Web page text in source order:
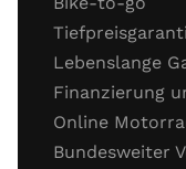
Kupplungszug
Kühlflüssigkeit
Motor
Motor
Motorlauf
Lebenslange
Finanzierung
Online
Bundesweiter